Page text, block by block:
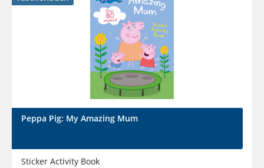
Peppa Pig: My Amazing Mum
Sticker Activity Book